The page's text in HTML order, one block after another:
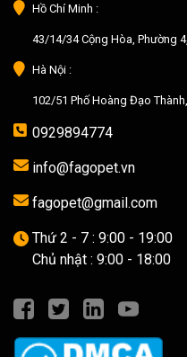
Hồ Chí Minh :
43/14/34 Cộng Hòa, Phường
Hà Nội :
102/51 Phố Hoàng Đạo
0929894774
info@fagopet.vn
fagopet@gmail.com
Thứ 2 - 7 : 9:00 - 19:00
Chủ nhật : 9:00 - 18:00